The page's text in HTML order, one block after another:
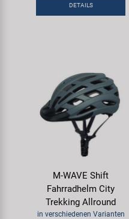
DETAILS
M-WAVE Shift
Fahrradhelm City
Trekking Allround
in verschiedenen Varianten